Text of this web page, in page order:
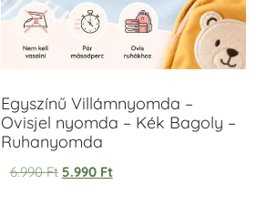
Egyszínű Villámnyomda –
Ovisjel nyomda – Kék Bagoly –
Ruhanyomda
6.990Ft 5.990 Ft